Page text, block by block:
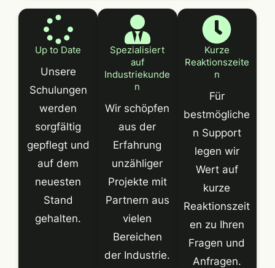
Up to Date
Unsere
Schulungen
werden
sorgfältig
gepflegt und
auf dem
neuesten
Stand
gehalten.
Spezialisiert
auf
Industriekunde
n
Wir schöpfen
aus der
Erfahrung
unzähliger
Projekte mit
Partnern aus
vielen
Bereichen
der Industrie.
Kurze
Reaktionszeite
n
Für
bestmögliche
n Support
legen wir
Wert auf
kurze
Reaktionszeit
en zu Ihren
Fragen und
Anfragen.